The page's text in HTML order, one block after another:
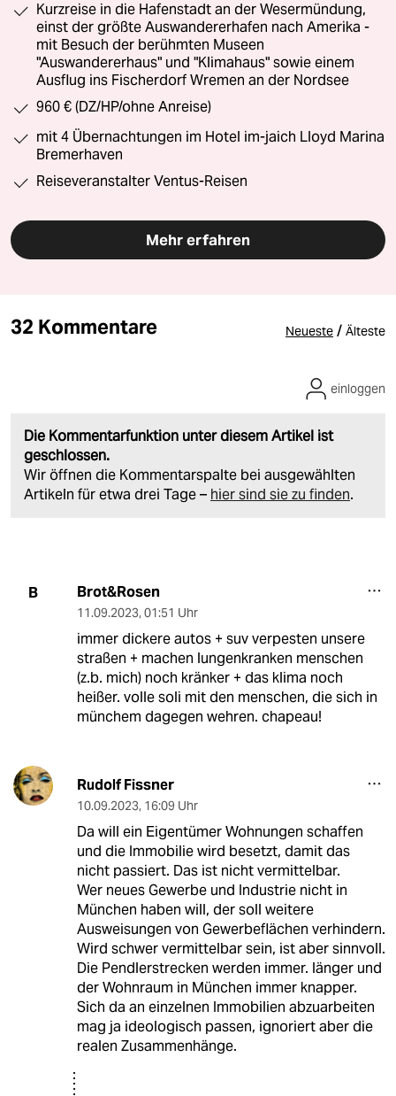
Kurzreise in die Hafenstadt an der Wesermündung,
einst der größte Auswandererhafen nach Amerika -
mit Besuch der berühmten Museen
"Auswandererhaus" und "Klimahaus" sowie einem
Ausflug ins Fischerdorf Wremen an der Nordsee
960 € (DZ/HP/ohne Anreise)
mit 4 Übernachtungen im Hotel im-jaich Lloyd Marina
Bremerhaven
Reiseveranstalter Ventus-Reisen
Mehr erfahren
32 Kommentare Neueste / Älteste
Die Kommentarfunktion unter diesem Artikel ist
geschlossen.
Wir öffnen die Kommentarspalte bei ausgewählten
Artikeln für etwa drei Tage – hier sind sie zu finden.
einloggen
B Brot&Rosen
11.09.2023, 01:51 Uhr
immer dickere autos + suv verpesten unsere
straßen + machen lungenkranken menschen
(z.b. mich) noch kränker + das klima noch
heißer. volle soli mit den menschen, die sich in
münchem dagegen wehren. chapeau!
Rudolf Fissner
10.09.2023, 16:09 Uhr
Da will ein Eigentümer Wohnungen schaffen
und die Immobilie wird besetzt, damit das
nicht passiert. Das ist nicht vermittelbar.
Wer neues Gewerbe und Industrie nicht in
München haben will, der soll weitere
Ausweisungen von Gewerbeflächen verhindern.
Wird schwer vermittelbar sein, ist aber sinnvoll.
Die Pendlerstrecken werden immer. länger und
der Wohnraum in München immer knapper.
Sich da an einzelnen Immobilien abzuarbeiten
mag ja ideologisch passen, ignoriert aber die
realen Zusammenhänge.